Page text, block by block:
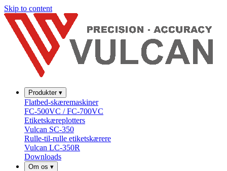
Skip to content
Produkter ▾
Flatbed-skæremaskiner
FC-500VC / FC-700VC
Etiketskæreplotters
Vulcan SC-350
Rulle-til-rulle etiketskærere
Vulcan LC-350R
Downloads
Om os ▾